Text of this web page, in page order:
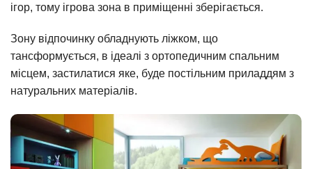
ігор, тому ігрова зона в приміщенні зберігається.
Зону відпочинку обладнують ліжком, що
тансформується, в ідеалі з ортопедичним спальним
місцем, застилатися яке, буде постільним приладдям з
натуральних матеріалів.